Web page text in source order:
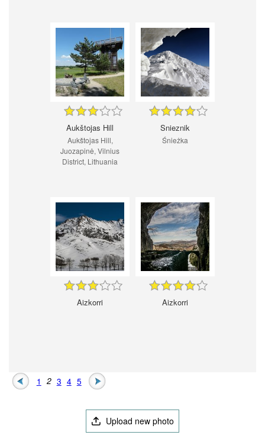
Aukštojas Hill
Aukštojas Hill,
Juozapinė, Vilnius
District, Lithuania
Snieznik
Śnieżka
Aizkorri Aizkorri
1 2 3 4 5
Upload new photo